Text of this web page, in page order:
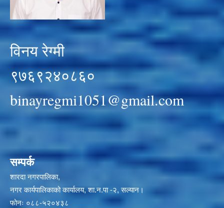
विनय रेग्मी
९७६९२४०८६०
binayregmi1051@gmail.com
सम्पर्क
शारदा नगरपालिका,
नगर कार्यपालिकाको कार्यालय, शा.न.पा -२, सल्यान।
फोनः ०८८-५२०४३८